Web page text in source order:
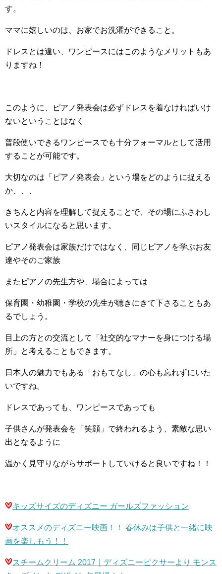
す。
ママに嬉しいのは、お家でお洗濯ができること。
ドレスとは違い、ワンピースにはこのようなメリットもあ
りますね！
このように、ピアノ発表会は必ずドレスを着なければいけ
ないということはなく
普段使いできるワンピースでも十分フォーマルとして活用
することが可能です。
大切なのは「ピアノ発表会」という場をどのように捉える
か、、、
きちんと内容を理解して捉えることで、その場にふさわし
いスタイルになると思います。
ピアノ発表会は家族だけではなく、同じピアノを学ぶお友
達やそのご家族
またピアノの先生方や、場合によっては
保育園・幼稚園・学校の先生が聴きにきて下さることもあ
るでしょう。
目上の方との交流として「社交的なマナーを身につける場
所」と考えることもできます。
日本人の魅力でもある「おもてなし」の心も忘れずにいた
いですね。
ドレスであっても、ワンピースであっても
子供さんが発表会を「笑顔」で終われるよう、素敵な思い
出となるように
温かく見守りながらサポートしていけると良いですね！！
キッズサイズのディズニー ガールズファッション
オススメのディズニー映画！！ 春休みは子供と一緒に映
画を楽しもう！！
スチームクリーム 2017 ｜ディズニーピクサーより モンス